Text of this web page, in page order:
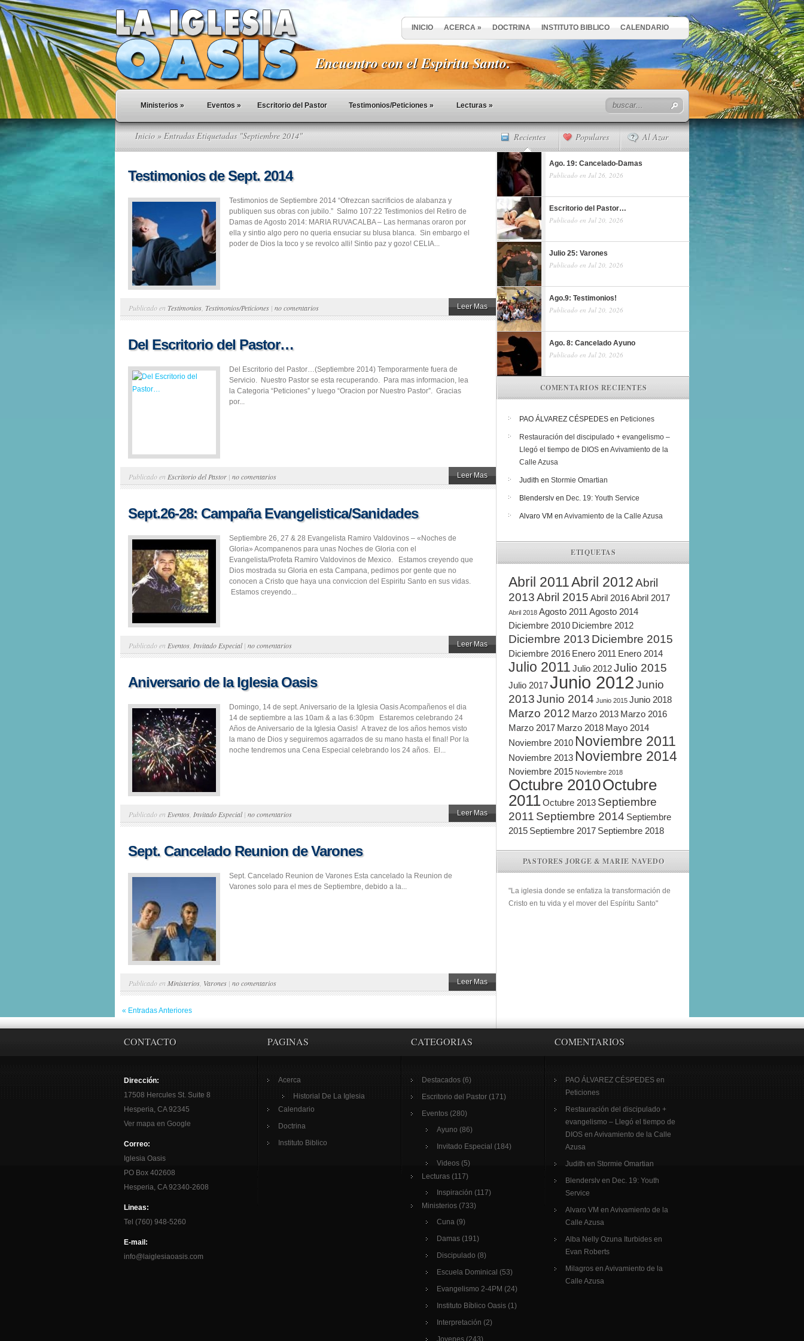
INICIO ACERCA » DOCTRINA INSTITUTO BIBLICO CALENDARIO
Encuentro con el Espiritu Santo.
Ministerios » Eventos » Escritorio del Pastor Testimonios/Peticiones » Lecturas »
Inicio » Entradas Etiquetadas "Septiembre 2014"
Testimonios de Sept. 2014
Testimonios de Septiembre 2014 “Ofrezcan sacrificios de alabanza y
publiquen sus obras con jubilo.” Salmo 107:22 Testimonios del Retiro de
Damas de Agosto 2014: MARIA RUVACALBA – Las hermanas oraron por
ella y sintio algo pero no queria ensuciar su blusa blanca. Sin embargo el
poder de Dios la toco y se revolco alli! Sintio paz y gozo! CELIA...
Publicado en Testimonios Testimonios/Peticiones | no comentarios Leer Mas
Del Escritorio del Pastor…
Del Escritorio del Pastor…(Septiembre 2014) Temporarmente fuera de
Servicio. Nuestro Pastor se esta recuperando. Para mas informacion, lea
la Categoria “Peticiones” y luego “Oracion por Nuestro Pastor”. Gracias
por...
Publicado en Escritorio del Pastor | no comentarios Leer Mas
Sept.26-28: Campaña Evangelistica/Sanidades
Septiembre 26, 27 & 28 Evangelista Ramiro Valdovinos – «Noches de
Gloria» Acompanenos para unas Noches de Gloria con el
Evangelista/Profeta Ramiro Valdovinos de Mexico. Estamos creyendo que
Dios mostrada su Gloria en esta Campana, pedimos por gente que no
conocen a Cristo que haya una conviccion del Espiritu Santo en sus vidas.
Estamos creyendo...
Publicado en Eventos Invitado Especial| no comentarios Leer Mas
Aniversario de la Iglesia Oasis
Domingo, 14 de sept. Aniversario de la Iglesia Oasis Acompañenos el dia
14 de septiembre a las 10am & a las 6:30pm Estaremos celebrando 24
Años de Aniversario de la Iglesia Oasis! A travez de los años hemos visto
la mano de Dios y seguiremos agarrados de su mano hasta el final! Por la
noche tendremos una Cena Especial celebrando los 24 años. El...
Publicado en Eventos Invitado Especial| no comentarios Leer Mas
Sept. Cancelado Reunion de Varones
Sept. Cancelado Reunion de Varones Esta cancelado la Reunion de
Varones solo para el mes de Septiembre, debido a la...
Publicado en Ministerios Varones | no comentarios Leer Mas
« Entradas Anteriores
Recientes Populares Al Azar
Ago. 19: Cancelado-Damas
Publicado en Jul 26, 2026
Escritorio del Pastor…
Publicado en Jul 20, 2026
Julio 25: Varones
Publicado en Jul 20, 2026
Ago.9: Testimonios!
Publicado en Jul 20, 2026
Ago. 8: Cancelado Ayuno
Publicado en Jul 20, 2026
COMENTARIOS RECIENTES
PAO ÁLVAREZ CÉSPEDES en Peticiones
Restauración del discipulado + evangelismo –
Llegó el tiempo de DIOS en Avivamiento de la
Calle Azusa
Judith en Stormie Omartian
Blenderslv en Dec. 19: Youth Service
Alvaro VM en Avivamiento de la Calle Azusa
ETIQUETAS
Abril 2011Abril 2012Abril
2013Abril 2015 Abril 2016Abril 2017
Abril 2018 Agosto 2011 Agosto 2014
Diciembre 2010 Diciembre 2012
Diciembre 2013 Diciembre 2015
Diciembre 2016 Enero 2011 Enero 2014
Julio 2011 Julio 2012Julio 2015
Julio 2017Junio 2012Junio
2013Junio 2014 Junio 2015 Junio 2018
Marzo 2012 Marzo 2013 Marzo 2016
Marzo 2017 Marzo 2018 Mayo 2014
Noviembre 2010 Noviembre 2011
Noviembre 2013 Noviembre 2014
Noviembre 2015 Noviembre 2018
Octubre 2010Octubre
2011Octubre 2013 Septiembre
2011 Septiembre 2014 Septiembre
2015 Septiembre 2017 Septiembre 2018
PASTORES JORGE & MARIE NAVEDO
"La iglesia donde se enfatiza la transformación de
Cristo en tu vida y el mover del Espíritu Santo"
CONTACTO
Dirección:
17508 Hercules St. Suite 8
Hesperia, CA 92345
Ver mapa en Google
Correo:
Iglesia Oasis
PO Box 402608
Hesperia, CA 92340-2608
Lineas:
Tel (760) 948-5260
E-mail:
info@laiglesiaoasis.com
PAGINAS
Acerca
Historial De La Iglesia
Calendario
Doctrina
Instituto Biblico
CATEGORIAS
Destacados (6)
Escritorio del Pastor (171)
Eventos (280)
Ayuno (86)
Invitado Especial (184)
Videos (5)
Lecturas (117)
Inspiración (117)
Ministerios (733)
Cuna (9)
Damas (191)
Discipulado (8)
Escuela Dominical (53)
Evangelismo 2-4PM (24)
Instituto Bíblico Oasis (1)
Interpretación (2)
Jovenes (243)
COMENTARIOS
PAO ÁLVAREZ CÉSPEDES en
Peticiones
Restauración del discipulado +
evangelismo – Llegó el tiempo de
DIOS en Avivamiento de la Calle
Azusa
Judith en Stormie Omartian
Blenderslv en Dec. 19: Youth
Service
Alvaro VM en Avivamiento de la
Calle Azusa
Alba Nelly Ozuna Iturbides en
Evan Roberts
Milagros en Avivamiento de la
Calle Azusa